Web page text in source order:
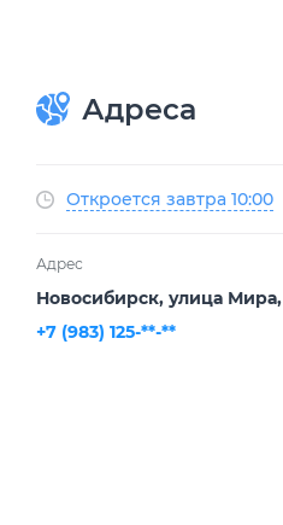
Адреса
Откроется завтра 10:00
Адрес
Новосибирск, улица
+7 (983) 125-**-**